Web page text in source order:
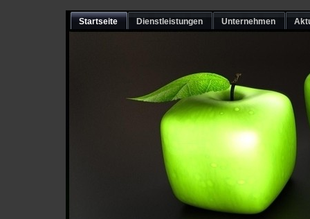
Startseite Dienstleistungen Unternehmen